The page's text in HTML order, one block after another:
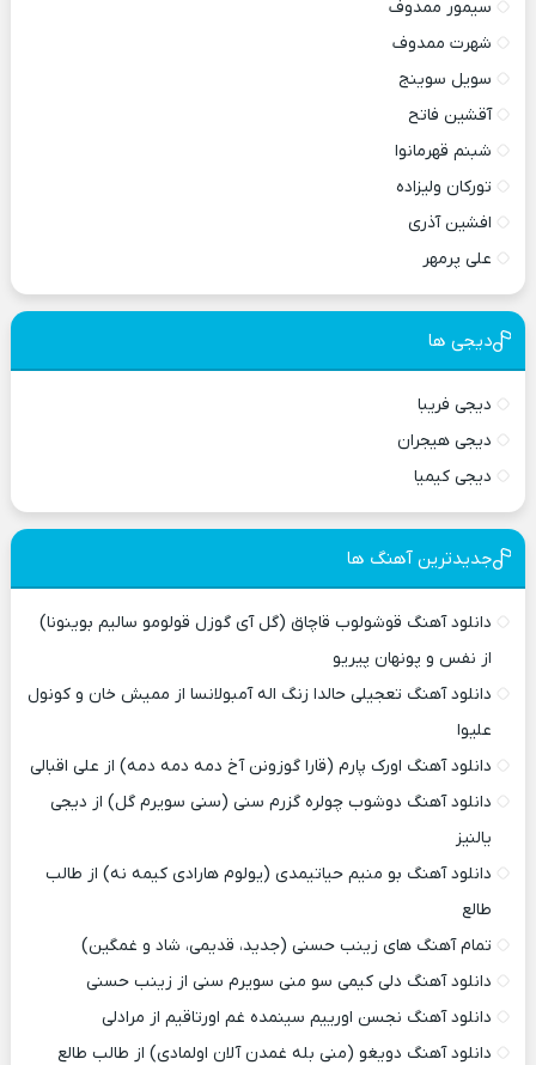
سیمور ممدوف
شهرت ممدوف
سویل سوینج
آقشین فاتح
شبنم قهرمانوا
تورکان ولیزاده
افشین آذری
علی پرمهر
دیجی ها
دیجی فریبا
دیجی هیجران
دیجی کیمیا
جدیدترین آهنگ ها
دانلود آهنگ قوشولوب قاچاق (گل آی گوزل قولومو سالیم بوینونا)
از نفس و پونهان پیریو
دانلود آهنگ تعجیلی حالدا زنگ اله آمبولانسا از ممیش خان و کونول
علیوا
دانلود آهنگ اورک پارم (قارا گوزونن آخ دمه دمه دمه) از علی اقبالی
دانلود آهنگ دوشوب چولره گزرم سنی (سنی سویرم گل) از دیجی
یالنیز
دانلود آهنگ بو منیم حیاتیمدی (یولوم هارادی کیمه نه) از طالب
طالع
تمام آهنگ های زینب حسنی (جدید، قدیمی، شاد و غمگین)
دانلود آهنگ دلی کیمی سو منی سویرم سنی از زینب حسنی
دانلود آهنگ نجسن اورییم سینمده غم اورتاقیم از مرادلی
دانلود آهنگ دویغو (منی بله غمدن آلان اولمادی) از طالب طالع